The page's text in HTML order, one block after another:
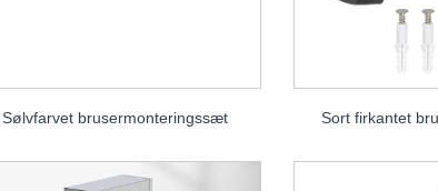
Sølvfarvet brusermonteringssæt Sort firkantet